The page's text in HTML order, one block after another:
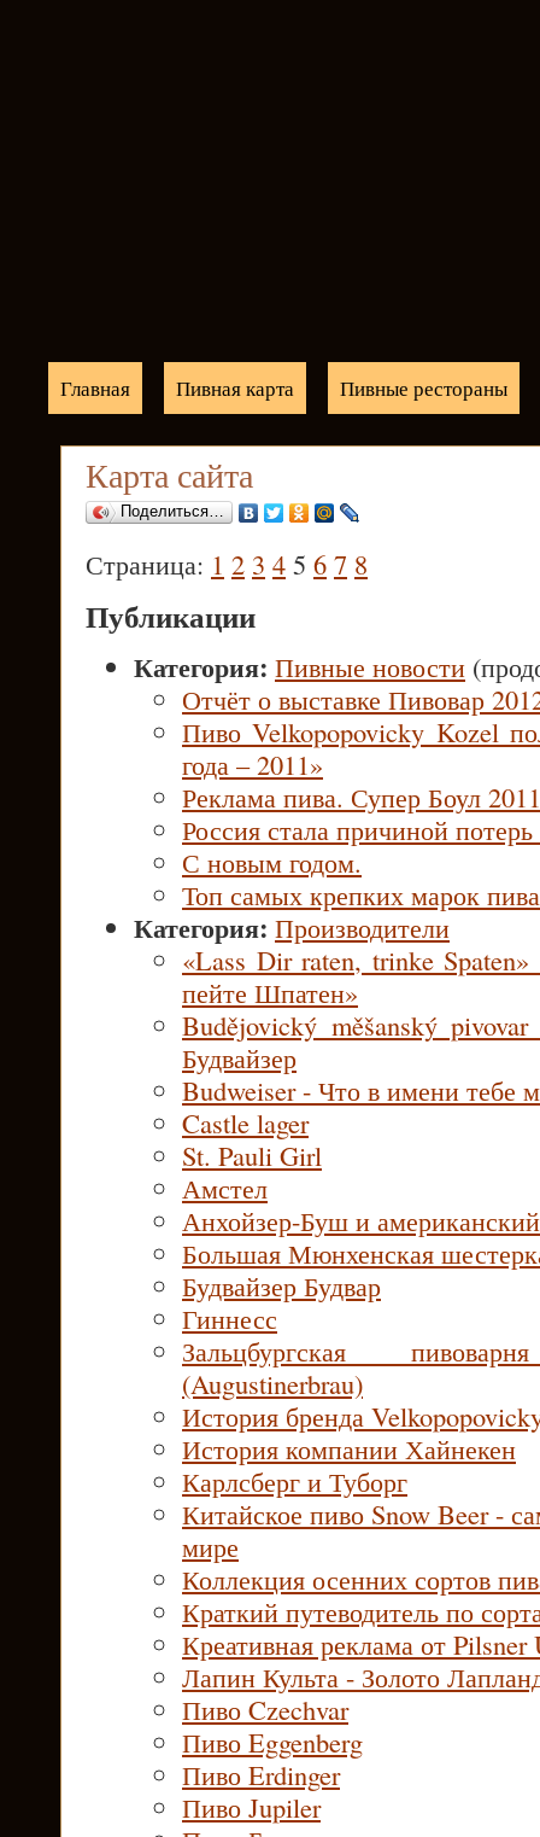
Главная Пивная карта Пивные рестораны
Карта сайта
Поделиться…
Страница: 1 2 3 4 5 6 7 8
Публикации
Категория: Пивные новости
Отчёт о выставке Пивовар
Пиво Velkopopovicky Kozel
года – 2011»
Реклама пива. Супер Боул
Россия стала причиной
С новым годом.
Топ самых крепких марок пива
Категория: Производители
«Lass Dir raten, trinke
пейте Шпатен»
Budějovický měšanský
Будвайзер
Budweiser - Что в имени тебе
Castle lager
St. Pauli Girl
Амстел
Анхойзер-Буш и
Большая Мюнхенская
Будвайзер Будвар
Гиннесс
Зальцбургская
(Augustinerbrau)
История бренда
История компании Хайнекен
Карлсберг и Туборг
Китайское пиво Snow Beer -
мире
Коллекция осенних сортов
Краткий путеводитель по
Креативная реклама от Pilsner
Лапин Культа - Золото
Пиво Czechvar
Пиво Eggenberg
Пиво Erdinger
Пиво Jupiler